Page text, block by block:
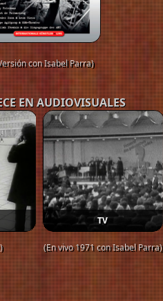
con Isabel Parra)
EN AUDIOVISUALES
TV
(En vivo 1971 con Isabel Parra)